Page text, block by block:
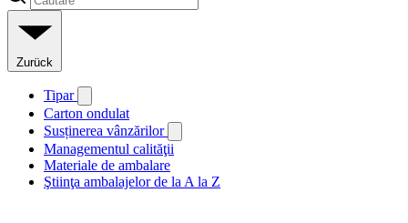
Zurück
Tipar
Carton ondulat
Susținerea vânzărilor
Managementul calităţii
Materiale de ambalare
Ştiinţa ambalajelor de la A la Z